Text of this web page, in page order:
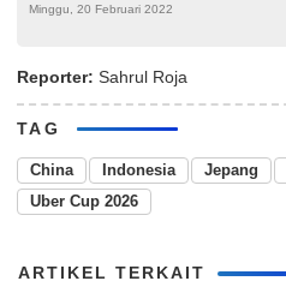
Minggu, 20 Februari 2022
Reporter: Sahrul Roja
TAG
China Indonesia Jepang
Uber Cup 2026
ARTIKEL TERKAIT